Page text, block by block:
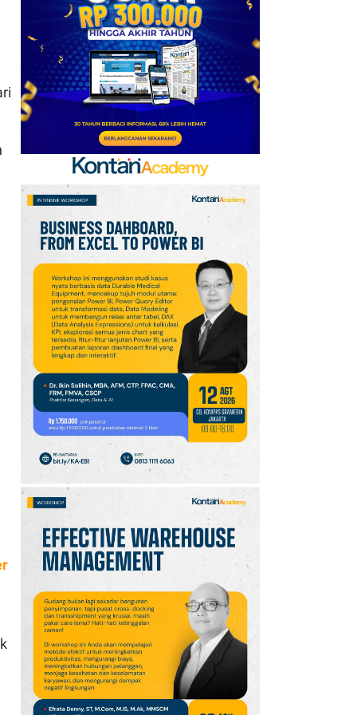
Baru, Ini Daftar 54
Saham HSC BEI per 6
Agustus 2026
7
UEFA hingga Luis Figo,
Ini Daftar Pihak yang
Menentang Gianni
Infantino
8
Krisis Migrasi Ancam
Status Maroko sebagai
Tuan Rumah Piala Dunia
2030
Promo Super Hemat
Indomaret 6–19 Agustus
2026, Diskon Kebutuhan
Rumah hingga 40%
10 Jadwal Persija vs Arema
FC Perebutan Juara 3
Piala Presiden 2026,
Kick-off Sore Ini